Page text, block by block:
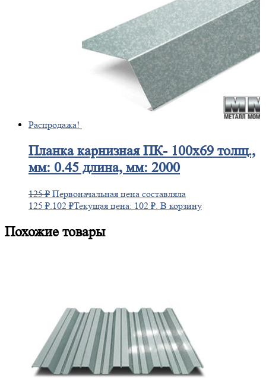
Распродажа!
Планкакарнизная ПК- 100х69 толщ.,
мм: 0.45 длина, мм: 2000
125₽ Первоначальная цена составляла
125 ₽.102 ₽Текущая цена: 102 ₽. В корзину
Похожие товары